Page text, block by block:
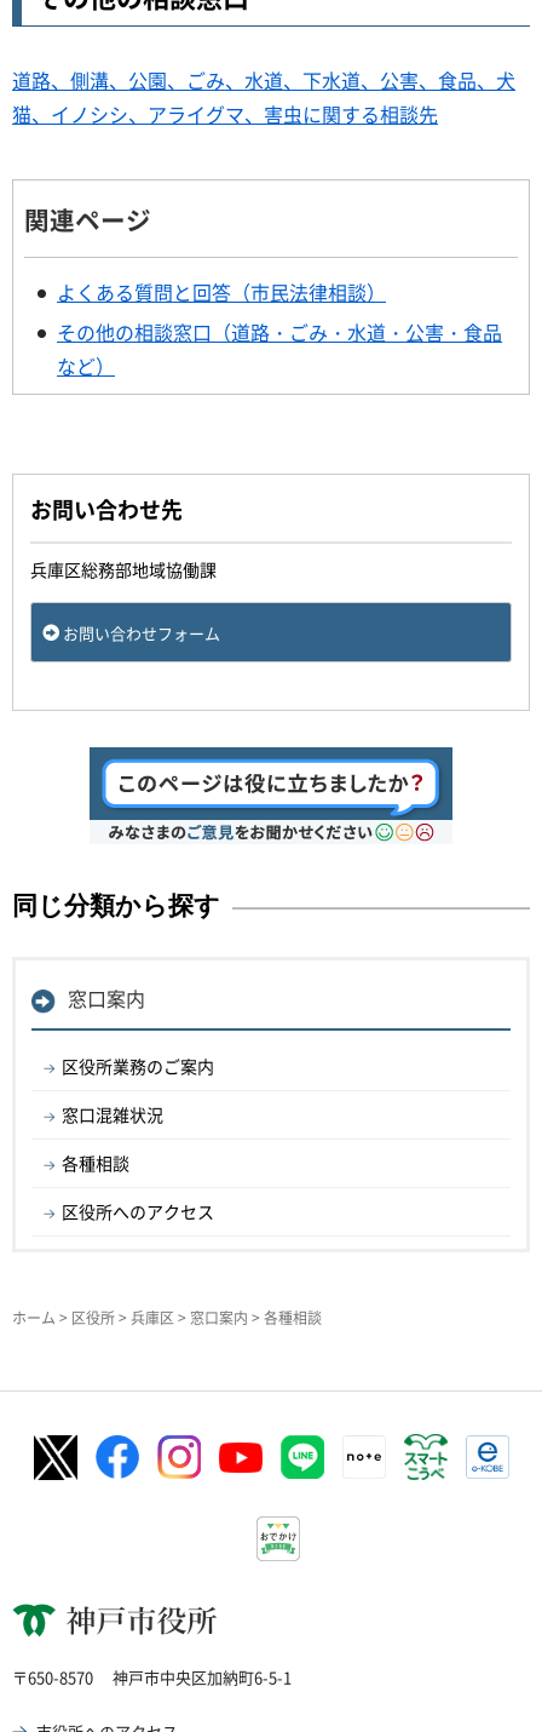
道路、側溝、公園、ごみ、水道、下水道、公害、食品、犬
猫、イノシシ、アライグマ、害虫に関する相談先
関連ページ
よくある質問と回答（市民法律相談）
その他の相談窓口（道路・ごみ・水道・公害・食品
など）
お問い合わせ先
兵庫区総務部地域協働課
お問い合わせフォーム
同じ分類から探す
窓口案内
区役所業務のご案内
窓口混雑状況
各種相談
区役所へのアクセス
ホーム > 区役所> 兵庫区> 窓口案内 > 各種相談
神戸市役所
〒650-8570 神戸市中央区加納町6-5-1